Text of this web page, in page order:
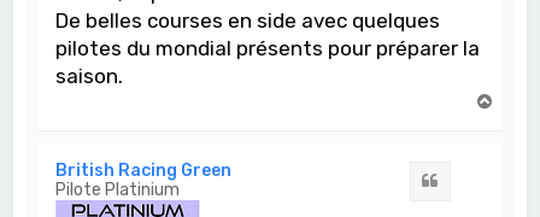
De belles courses en side avec quelques
pilotes du mondial présents pour préparer la
saison.
British Racing Green
Pilote Platinium